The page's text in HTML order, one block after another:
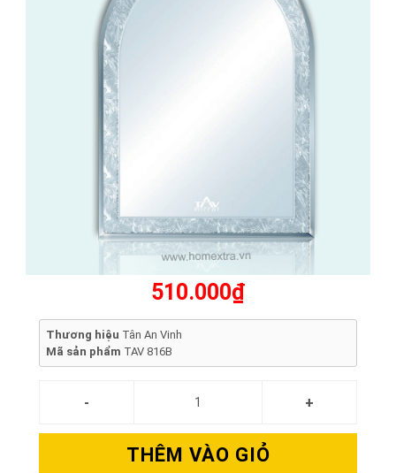
510.000₫
Thương hiệu Tân An Vinh
Mã sản phẩm TAV 816B
THÊM VÀO GIỎ